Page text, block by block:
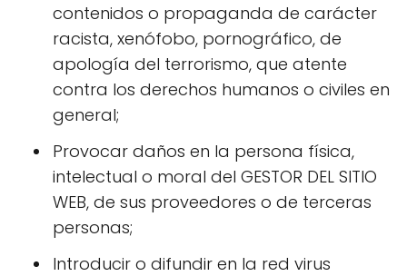
contenidos o propaganda de carácter
racista, xenófobo, pornográfico, de
apología del terrorismo, que atente
contra los derechos humanos o civiles en
general;
Provocar daños en la persona física,
intelectual o moral del GESTOR DEL SITIO
WEB, de sus proveedores o de terceras
personas;
Introducir o difundir en la red virus